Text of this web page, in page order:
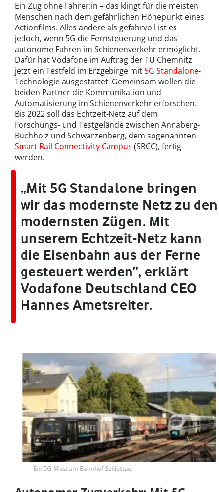
Ein Zug ohne Fahrer:in – das klingt für die meisten
Menschen nach dem gefährlichen Höhepunkt eines
Actionfilms. Alles andere als gefahrvoll ist es
jedoch, wenn 5G die Fernsteuerung und das
autonome Fahren im Schienenverkehr ermöglicht.
Dafür hat Vodafone im Auftrag der TU Chemnitz
jetzt ein Testfeld im Erzgebirge mit 5G Standalone-
Technologie ausgestattet. Gemeinsam wollen die
beiden Partner die Kommunikation und
Automatisierung im Schienenverkehr erforschen.
Bis 2022 soll das Echtzeit-Netz auf dem
Forschungs- und Testgelände zwischen Annaberg-
Buchholz und Schwarzenberg, dem sogenannten
Smart Rail Connectivity Campus (SRCC), fertig
werden.
„Mit 5G Standalone bringen
wir das modernste Netz zu den
modernsten Zügen. Mit
unserem Echtzeit-Netz kann
die Eisenbahn aus der Ferne
gesteuert werden“, erklärt
Vodafone Deutschland CEO
Hannes Ametsreiter.
Ein 5G-Mast am Bahnhof Schlettau.